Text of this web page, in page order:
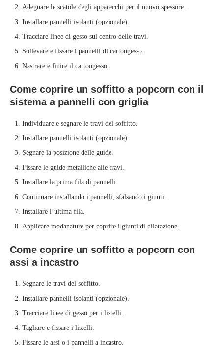
Adeguare le scatole degli apparecchi per il nuovo spessore.
Installare pannelli isolanti (opzionale).
Tracciare linee di gesso sul centro delle travi.
Sollevare e fissare i pannelli di cartongesso.
Nastrare e finire il cartongesso.
Come coprire un soffitto a popcorn con il
sistema a pannelli con griglia
Individuare e segnare le travi del soffitto.
Installare pannelli isolanti (opzionale).
Segnare la posizione delle guide.
Fissare le guide metalliche alle travi.
Installare la prima fila di pannelli.
Continuare installando i pannelli, sfalsando i giunti.
Installare l’ultima fila.
Applicare modanature per coprire i giunti di dilatazione.
Come coprire un soffitto a popcorn con
assi a incastro
Segnare le travi del soffitto.
Installare pannelli isolanti (opzionale).
Tracciare linee di gesso per i listelli.
Tagliare e fissare i listelli.
Fissare le assi o i pannelli a incastro.